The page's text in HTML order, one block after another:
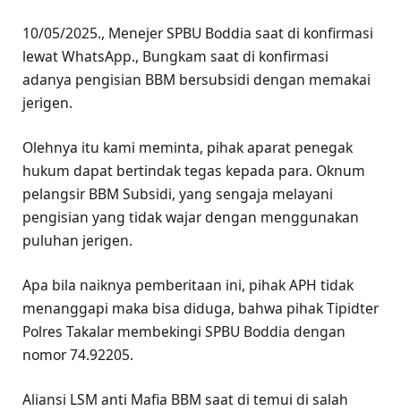
10/05/2025., Menejer SPBU Boddia saat di konfirmasi
lewat WhatsApp., Bungkam saat di konfirmasi
adanya pengisian BBM bersubsidi dengan memakai
jerigen.
Olehnya itu kami meminta, pihak aparat penegak
hukum dapat bertindak tegas kepada para. Oknum
pelangsir BBM Subsidi, yang sengaja melayani
pengisian yang tidak wajar dengan menggunakan
puluhan jerigen.
Apa bila naiknya pemberitaan ini, pihak APH tidak
menanggapi maka bisa diduga, bahwa pihak Tipidter
Polres Takalar membekingi SPBU Boddia dengan
nomor 74.92205.
Aliansi LSM anti Mafia BBM saat di temui di salah